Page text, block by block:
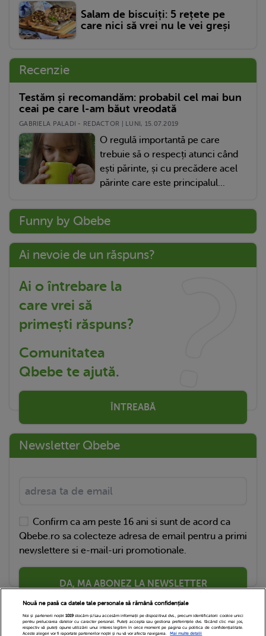
Salam de biscuiți: 5 rețete pe
care nici să vrei nu le vei greși
Recenzie
Testăm și recomandăm: probabil cel mai bun
ceai pe care l-am băut vreodată
GABRIELA PALADI - REDACTOR | LUNI, 15.07.2019
O regulă importantă pe care
trebuie să o respecți atunci când
ești părinte, și cu precădere acel
părinte care este principalul...
Funny by Qbebe
Ai nevoie de un răspuns?
Ai o întrebare la
care vrei să
primești răspuns?
Comunitatea
Qbebe te ajută.
ÎNTREABĂ
Newsletter Qbebe
Confirm ca am peste 16 ani si sunt de acord ca
Qbebe.ro sa colecteze adresa de email pentru a primi
newslettere si e-mail-uri promotionale.
DA, MA ABONEZ LA NEWSLETTER
Nouă ne pasă ca datele tale personale să rămână confidențiale
Noi și partenerii noștri 1019stocăm și/sau accesăm informații pe dispozitivul dvs., precum identificatorii cookie unici
pentru prelucrarea datelor cu caracter personal. Puteți accepta sau gestiona preferințele dvs. făcând clic mai jos,
respectiv vă puteți opune utilizării unui interes legitim în orice moment pe pagina cu politica de confidențialitate.
Aceste alegeri vor fi raportate partenerilor noștri și nu vă vor afecta navigarea.
Mai multe detalii